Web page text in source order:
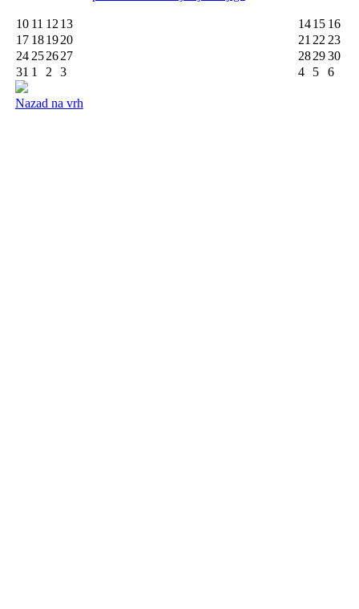
10 11 1213 1415 16
17 181920 212223
24252627 282930
31 1 2 3 4 5 6
Nazad na vrh